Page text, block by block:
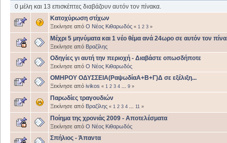
0 μέλη και 13 επισκέπτες διαβάζουν αυτόν τον πίνακα.
Κατοχύρωση στίχων
Ξεκίνησε από Ο Νέος Κιθαρωδός « 1 2 3 »
Μέχρι 5 μηνύματα και 1 νέο θέμα ανά 24ωρο σε αυτόν τον
Ξεκίνησε από Βραζίλης
Οδηγίες γι αυτή την περιοχή - Διαβάστε οπωσδήποτε
Ξεκίνησε από Ο Νέος Κιθαρωδός
ΟΜΗΡΟΥ ΟΔΥΣΣΕΙΑ(ΡαψωδίαΑ+Β+Γ)Δ σε εξέλιξη...
Ξεκίνησε από ivikos « 1 2 3 4 9 »
Παρωδίες τραγουδιών
Ξεκίνησε από Βραζίλης « 1 2 3 4 11 »
Ποίημα της χρονιάς 2009 - Αποτελέσματα
Ξεκίνησε από Ο Νέος Κιθαρωδός
Σπήλιος - Άπαντα